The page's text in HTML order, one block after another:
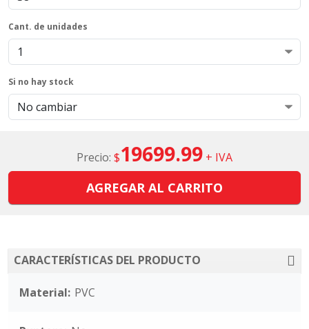
Cant. de unidades
Si no hay stock
Precio: $19699.99 + IVA
AGREGAR AL CARRITO
CARACTERÍSTICAS DEL PRODUCTO
Material: PVC